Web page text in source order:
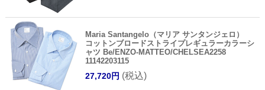
Maria Santangelo（マリア サンタンジェロ）
コットンブロードストライプレギュラーカラーシ
ャツ Be/ENZO-MATTEO/CHELSEA2258
11142203115
27,720円 (税込)